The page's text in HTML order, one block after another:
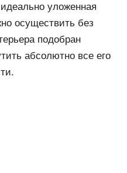
уложенная
осуществить без
подобран
абсолютно все его